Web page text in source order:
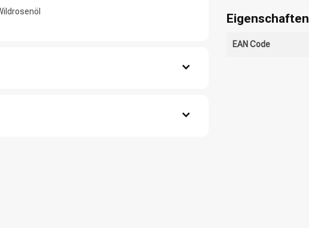
Friseurwahl
, alpha-isomethyl ionone , citral , glycolic acid ,
, ascorbyl palmitate, hydrogenated palm
Eigenschaften
EAN Code